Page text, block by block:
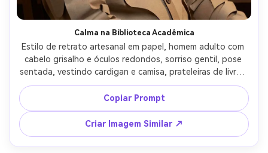
Calma na Biblioteca Acadêmica
Estilo de retrato artesanal em papel, homem adulto com
cabelo grisalho e óculos redondos, sorriso gentil, pose
sentada, vestindo cardigan e camisa, prateleiras de livros
de papel em camadas atrás dele com lombadas como
retângulos empilhados (sem texto legível), luz quente de
abajur, sombras suaves de profundidade, composição
próxima intermediária, textura tátil do papel, lente 85mm,
pouca profundidade de campo, luz cinematográfica suave
--ar 4:5
Copiar Prompt
Criar Imagem Similar ↗